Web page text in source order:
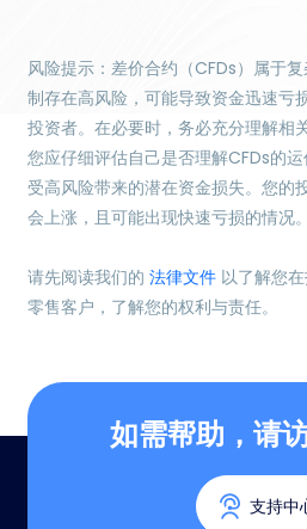
风险提示：差价合约（CFDs）属于
制存在高风险，可能导致资金迅速亏
投资者。在必要时，务必充分理解相
您应仔细评估自己是否理解CFDs的
受高风险带来的潜在资金损失。您的
会上涨，且可能出现快速亏损的情况。
请先阅读我们的法律文件 以了解您
零售客户，了解您的权利与责任。
如需帮助，请
支持中